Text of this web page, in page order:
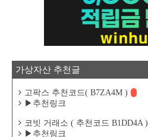
가상자산 추천글
고팍스 추천코드( B7ZA4M )
▶추천링크
코빗 거래소 ( 추천코드 B1DD4A )
▶추천링크